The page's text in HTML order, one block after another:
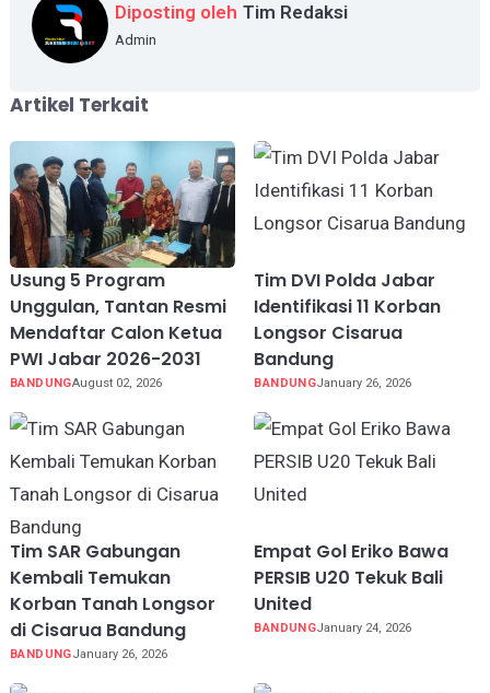
Diposting oleh Tim Redaksi
Admin
Artikel Terkait
Usung 5 Program
Unggulan, Tantan Resmi
Mendaftar Calon Ketua
PWI Jabar 2026-2031
BANDUNGAugust 02, 2026
Tim DVI Polda Jabar
Identifikasi 11 Korban
Longsor Cisarua
Bandung
BANDUNGJanuary 26, 2026
Tim SAR Gabungan
Kembali Temukan
Korban Tanah Longsor
di Cisarua Bandung
BANDUNGJanuary 26, 2026
Empat Gol Eriko Bawa
PERSIB U20 Tekuk Bali
United
BANDUNGJanuary 24, 2026